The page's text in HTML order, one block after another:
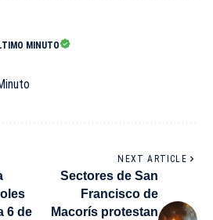
MINUTO
6 de
NEXT ARTICLE
Sectores de San
Francisco de
Macorís protestan